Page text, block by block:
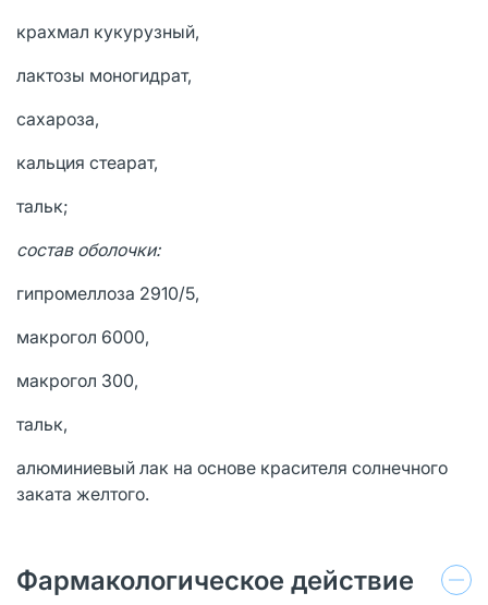
крахмал кукурузный,
лактозы моногидрат,
сахароза,
кальция стеарат,
тальк;
состав оболочки:
гипромеллоза 2910/5,
макрогол 6000,
макрогол 300,
тальк,
алюминиевый лак на основе красителя солнечного
заката желтого.
Фармакологическое действие